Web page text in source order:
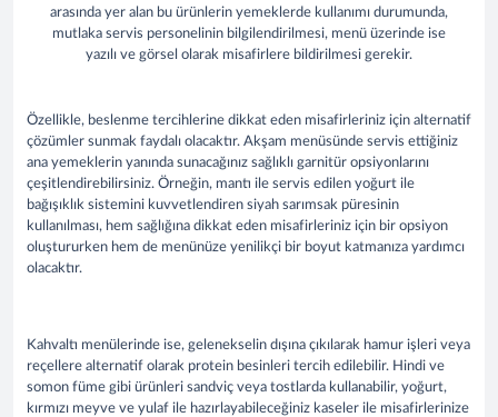
arasında yer alan bu ürünlerin yemeklerde kullanımı durumunda,
mutlaka servis personelinin bilgilendirilmesi, menü üzerinde ise
yazılı ve görsel olarak misafirlere bildirilmesi gerekir.
Özellikle, beslenme tercihlerine dikkat eden misafirleriniz için alternatif
çözümler sunmak faydalı olacaktır. Akşam menüsünde servis ettiğiniz
ana yemeklerin yanında sunacağınız sağlıklı garnitür opsiyonlarını
çeşitlendirebilirsiniz. Örneğin, mantı ile servis edilen yoğurt ile
bağışıklık sistemini kuvvetlendiren siyah sarımsak püresinin
kullanılması, hem sağlığına dikkat eden misafirleriniz için bir opsiyon
oluştururken hem de menünüze yenilikçi bir boyut katmanıza yardımcı
olacaktır.
Kahvaltı menülerinde ise, gelenekselin dışına çıkılarak hamur işleri veya
reçellere alternatif olarak protein besinleri tercih edilebilir. Hindi ve
somon füme gibi ürünleri sandviç veya tostlarda kullanabilir, yoğurt,
kırmızı meyve ve yulaf ile hazırlayabileceğiniz kaseler ile misafirlerinize